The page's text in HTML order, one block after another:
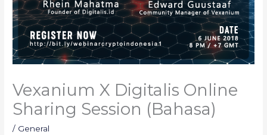
Vexanium X Digitalis Online
Sharing Session (Bahasa)
/ General